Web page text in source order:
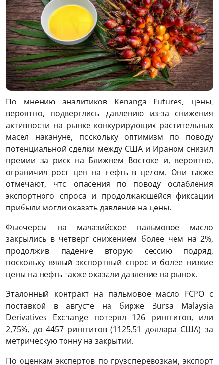
По мнению аналитиков Kenanga Futures, цены,
вероятно, подверглись давлению из-за снижения
активности на рынке конкурирующих растительных
масел накануне, поскольку оптимизм по поводу
потенциальной сделки между США и Ираном снизил
премии за риск на Ближнем Востоке и, вероятно,
ограничил рост цен на нефть в целом. Они также
отмечают, что опасения по поводу ослабления
экспортного спроса и продолжающейся фиксации
прибыли могли оказать давление на цены.
Фьючерсы на малазийское пальмовое масло
закрылись в четверг снижением более чем на 2%,
продолжив падение вторую сессию подряд,
поскольку вялый экспортный спрос и более низкие
цены на нефть также оказали давление на рынок.
Эталонный контракт на пальмовое масло FCPO с
поставкой в ​​августе на бирже Bursa Malaysia
Derivatives Exchange потерял 126 ринггитов, или
2,75%, до 4457 ринггитов (1125,51 доллара США) за
метрическую тонну на закрытии.
По оценкам экспертов по грузоперевозкам, экспорт